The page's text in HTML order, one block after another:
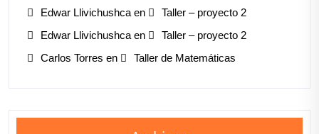
Edwar Llivichushca en
Taller – proyecto 2
Edwar Llivichushca en
Taller – proyecto 2
Carlos Torres en Taller de Matemáticas